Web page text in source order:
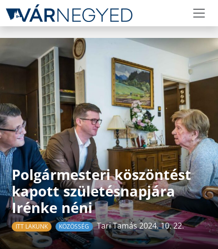
Polgármesteri köszöntést
kapott születésnapjára
Irénke néni
ITT LAKUNK KÖZÖSSÉG Tari Tamás 2024. 10. 22.